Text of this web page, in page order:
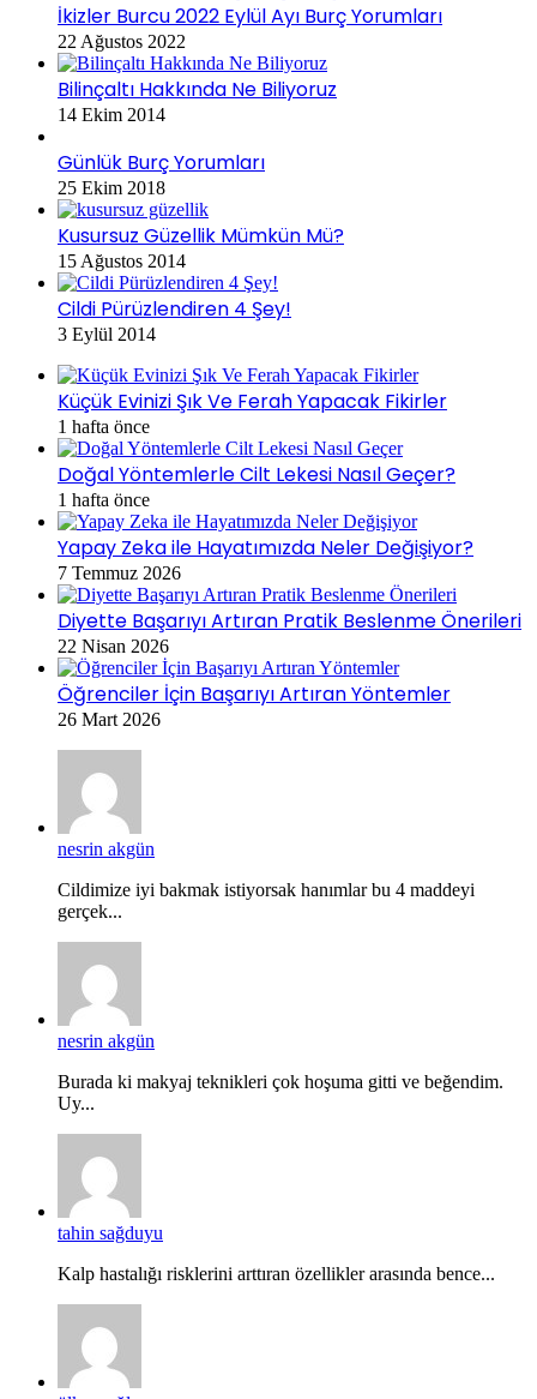
İkizler Burcu 2022 Eylül Ayı Burç Yorumları
22 Ağustos 2022
Bilinçaltı Hakkında Ne Biliyoruz
14 Ekim 2014
Günlük Burç Yorumları
25 Ekim 2018
Kusursuz Güzellik Mümkün Mü?
15 Ağustos 2014
Cildi Pürüzlendiren 4 Şey!
3 Eylül 2014
Küçük Evinizi Şık Ve Ferah Yapacak Fikirler
1 hafta önce
Doğal Yöntemlerle Cilt Lekesi Nasıl Geçer?
1 hafta önce
Yapay Zeka ile Hayatımızda Neler Değişiyor?
7 Temmuz 2026
Diyette Başarıyı Artıran Pratik Beslenme Önerileri
22 Nisan 2026
Öğrenciler İçin Başarıyı Artıran Yöntemler
26 Mart 2026
nesrin akgün
Cildimize iyi bakmak istiyorsak hanımlar bu 4 maddeyi
gerçek...
nesrin akgün
Burada ki makyaj teknikleri çok hoşuma gitti ve beğendim.
Uy...
tahin sağduyu
Kalp hastalığı risklerini arttıran özellikler arasında bence...